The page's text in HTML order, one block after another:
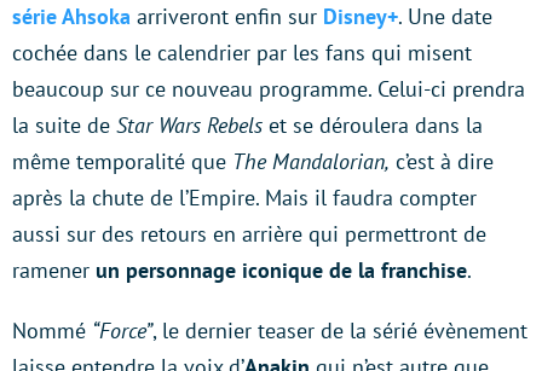
série Ahsoka arriveront enfin sur Disney+. Une date
cochée dans le calendrier par les fans qui misent
beaucoup sur ce nouveau programme. Celui-ci prendra
la suite de Star Wars Rebels et se déroulera dans la
même temporalité que The Mandalorian, c’est à dire
après la chute de l’Empire. Mais il faudra compter
aussi sur des retours en arrière qui permettront de
ramener un personnage iconique de la franchise.
Nommé “Force”, le dernier teaser de la sérié évènement